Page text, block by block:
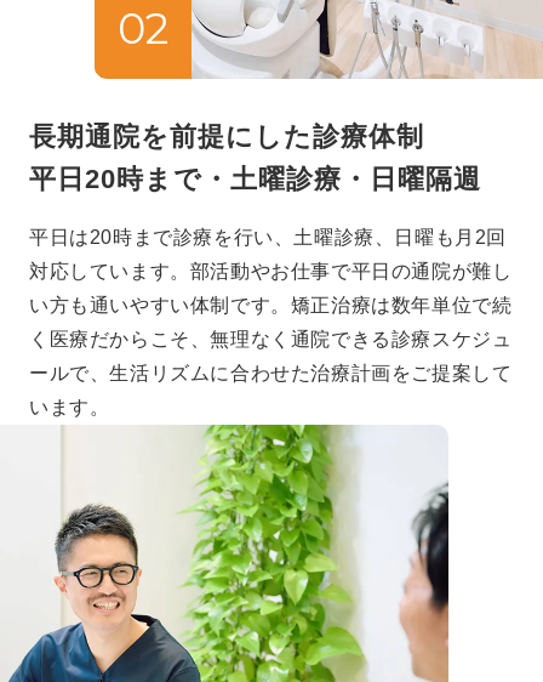
02
長期通院を前提にした診療体制
平日20時まで・土曜診療・日曜隔週
平日は20時まで診療を行い、土曜診療、日曜も月2回
対応しています。部活動やお仕事で平日の通院が難し
い方も通いやすい体制です。矯正治療は数年単位で続
く医療だからこそ、無理なく通院できる診療スケジュ
ールで、生活リズムに合わせた治療計画をご提案して
います。